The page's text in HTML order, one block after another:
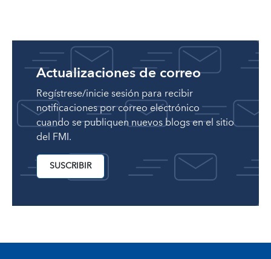
Actualizaciones de correo
Regístrese/inicie sesión para recibir
notificaciones por correo electrónico
cuando se publiquen nuevos blogs en el sitio
del FMI.
SUSCRIBIR